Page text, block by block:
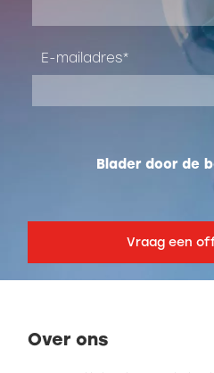
E-mailadres
Blader door de
Over ons